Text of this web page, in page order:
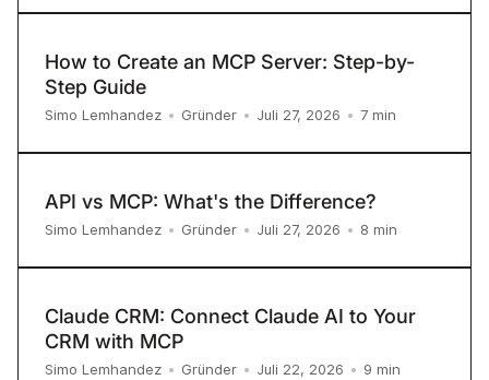
How to Create an MCP Server: Step-by-
Step Guide
Simo Lemhandez • Gründer • Juli 27, 2026 • 7 min
API vs MCP: What's the Difference?
Simo Lemhandez • Gründer • Juli 27, 2026 • 8 min
Claude CRM: Connect Claude AI to Your
CRM with MCP
Simo Lemhandez • Gründer • Juli 22, 2026 • 9 min